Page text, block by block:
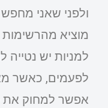
ולפני שאני
מוציא
למניות יש
לפעמים, כאשר
אפשר למחוק את